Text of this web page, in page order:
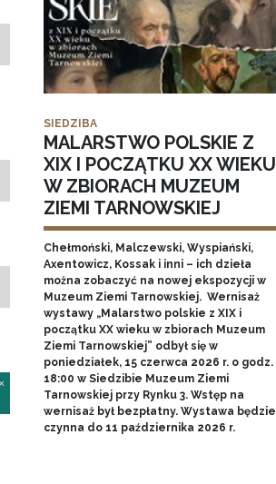
SIEDZIBA
MALARSTWO POLSKIE Z
XIX I POCZĄTKU XX WIEKU
W ZBIORACH MUZEUM
ZIEMI TARNOWSKIEJ
Chełmoński, Malczewski, Wyspiański,
Axentowicz, Kossak i inni – ich dzieła
można zobaczyć na nowej ekspozycji w
Muzeum Ziemi Tarnowskiej. Wernisaż
wystawy „Malarstwo polskie z XIX i
początku XX wieku w zbiorach Muzeum
Ziemi Tarnowskiej” odbył się w
poniedziałek, 15 czerwca 2026 r. o godz.
18:00 w Siedzibie Muzeum Ziemi
Tarnowskiej przy Rynku 3. Wstęp na
wernisaż był bezpłatny. Wystawa będzie
czynna do 11 października 2026 r.